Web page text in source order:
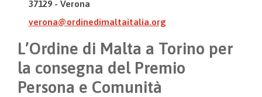
37129 - Verona
verona@ordinedimaltaitalia.org
L’Ordine di Malta a Torino per
la consegna del Premio
Persona e Comunità